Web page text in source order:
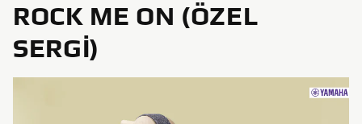
ROCK ME ON (ÖZEL
SERGI)